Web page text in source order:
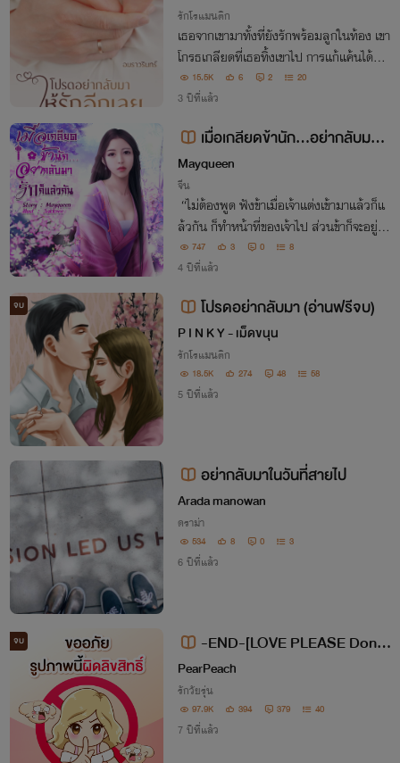
รักโรแมนติก
เธอจากเขามาทั้งที่ยังรักพร้อมลูกในท้อง เขา
โกรธเกลียดที่เธอทิ้งเขาไป การแก้แค้นได้ฝา
กลูกในท้องไว้ให้เธออีกคน และทิ้งเหมือนที่เ
ธอเคยทิ้งเขา
15.5K 6 2 20
3 ปีที่แล้ว
เมื่อเกลียดข้านัก...อย่ากลับมารั
กก็แล้วกัน (มีE-BOOK)
Mayqueen
จีน
“ไม่ต้องพูด ฟังข้าเมื่อเจ้าแต่งเข้ามาแล้วก็แ
ล้วกัน ก็ทำหน้าที่ของเจ้าไป ส่วนข้าก็จะอยู่ขอ
งข้า อย่าได้วุ่นวายไม่เช่นนั้น ข้าจะหย่ากับเจ้
า”
747 3 0 8
4 ปีที่แล้ว
จบ โปรดอย่ากลับมา (อ่านฟรีจบ)
P I N K Y - เม็ดขนุน
รักโรแมนติก
18.5K 274 48 58
5 ปีที่แล้ว
อย่ากลับมาในวันที่สายไป
Arada manowan
ดราม่า
534 8 0 3
6 ปีที่แล้ว
จบ
-END-[LOVE PLEASE Don't
COME BACK]ความรักโปรดอย่าก
ลับมา NC18+ อ่านฟรี 4 ชม.
PearPeach
รักวัยรุ่น
97.9K 394 379 40
7 ปีที่แล้ว